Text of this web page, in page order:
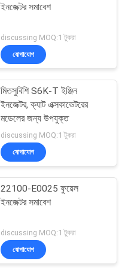
ইনজেক্টর সমাবেশ
discussing MOQ:1 টুকরা
যোগাযোগ
মিতসুবিশি S6K-T ইঞ্জিন
ইনজেক্টর, ক্যাট এক্সকাভেটরের
মডেলের জন্য উপযুক্ত
discussing MOQ:1 টুকরা
যোগাযোগ
22100-E0025 ফুয়েল
ইনজেক্টর সমাবেশ
discussing MOQ:1 টুকরা
যোগাযোগ